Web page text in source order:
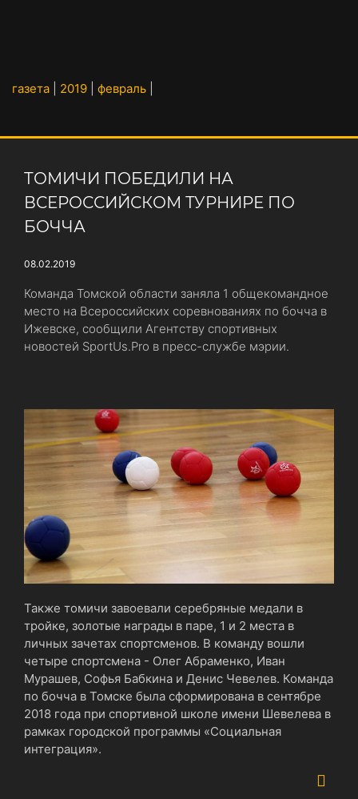
газета 2019 февраль
ТОМИЧИ ПОБЕДИЛИ НА
ВСЕРОССИЙСКОМ ТУРНИРЕ ПО
БОЧЧА
08.02.2019
Команда Томской области заняла 1 общекомандное
место на Всероссийских соревнованиях по бочча в
Ижевске, сообщили Агентству спортивных
новостей SportUs.Pro в пресс-службе мэрии.
Также томичи завоевали серебряные медали в
тройке, золотые награды в паре, 1 и 2 места в
личных зачетах спортсменов. В команду вошли
четыре спортсмена - Олег Абраменко, Иван
Мурашев, Софья Бабкина и Денис Чевелев. Команда
по бочча в Томске была сформирована в сентябре
2018 года при спортивной школе имени Шевелева в
рамках городской программы «Социальная
интеграция».